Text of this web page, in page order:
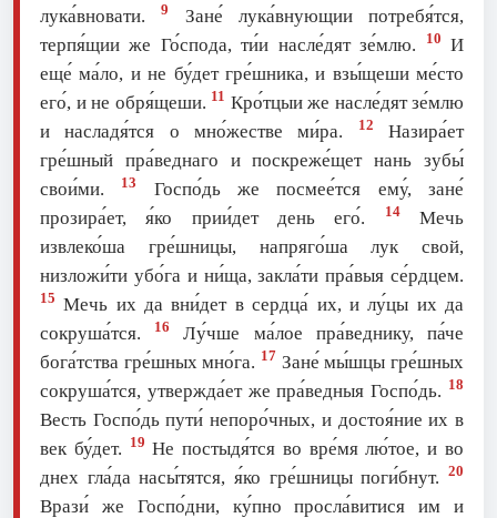
лука́вновати.9
Зане́ лука́внующии потребя́тся,
терпя́щии же Го́спода, ти́и насле́дят зе́млю.
10 И
еще́ ма́ло, и не бу́дет гре́шника, и взы́щеши ме́сто
eго́, и не обря́щеши. 11 Кро́тцыи же насле́дят зе́млю
и насладя́тся о мно́жестве ми́ра.
12
Назира́ет
гре́шный пра́веднаго и поскреже́щет нань зубы́
свои́ми.
13
Госпо́дь же посмее́тся eму́, зане́
прозира́ет, я́ко прии́дет день eго́.
14Мечь
извлеко́ша гре́шницы, напряго́ша лук свой,
низложи́ти убо́га и ни́ща, закла́ти пра́выя се́рдцем.
15 Мечь их да вни́дет в сердца́ их, и лу́цы их да
сокруша́тся.
16
Лу́чше ма́лое пра́веднику, па́че
бога́тства гре́шных мно́га. 17 Зане́ мы́шцы гре́шных
сокруша́тся, утвержда́ет же пра́ведныя Госпо́дь. 18
Весть Госпо́дь пути́ непоро́чных, и достоя́ние их в
век бу́дет. 19 Не постыдя́тся во вре́мя лю́тое, и во
днех гла́да насы́тятся, я́ко гре́шницы поги́бнут. 20
Врази́ же Госпо́дни, ку́пно просла́витися им и